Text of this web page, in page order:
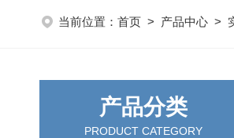
当前位置： 首页 > 产品中心 >
产品分类
PRODUCT CATEGORY